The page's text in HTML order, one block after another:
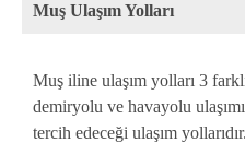
Muş Ulaşım Yolları
Muş iline ulaşım yolları 3
demiryolu ve havayolu
tercih edeceği ulaşım